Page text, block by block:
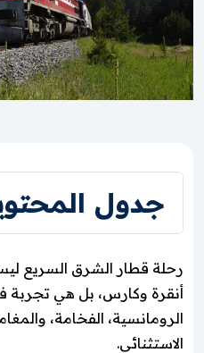
جدول
رحلة قطار الشرق السريع
أنقرة وكارس، بل هي تجربة
الرومانسية، الفخامة،
الاستثنائي.